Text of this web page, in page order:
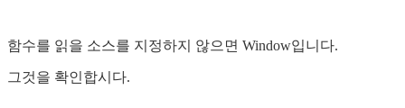
함수를 읽을 소스를 지정하지 않으면 Window입니다.
그것을 확인합시다.